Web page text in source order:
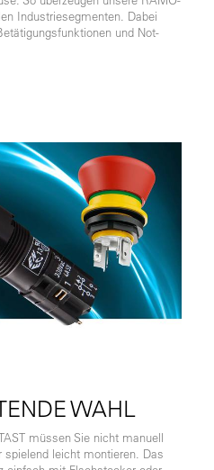
Industriesegmenten. Dabei
und Not-
WAHL
müssen Sie nicht manuell
leicht montieren. Das